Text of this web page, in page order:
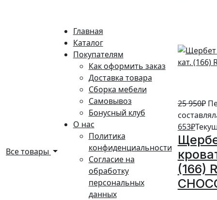
Все товары
Главная
Каталог
Покупателям
Как оформить заказ
Доставка товара
Сборка мебели
Самовывоз
Бонусный клуб
О нас
Политика
конфиденциальности
Согласие на
обработку
персональных
данных
25 950₽
653₽
(166)